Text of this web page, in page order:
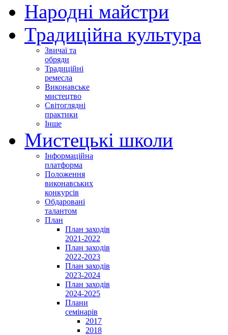
Народні майстри
Традиційна культура
Звичаї та
обряди
Традиційні
ремесла
Виконавське
мистецтво
Світоглядні
практики
Інше
Мистецькі школи
Інформаційна
платформа
Положення
виконавських
конкурсів
Обдаровані
талантом
План
План заходів
2021-2022
План заходів
2022-2023
План заходів
2023-2024
План заходів
2024-2025
Плани
семінарів
2017
2018